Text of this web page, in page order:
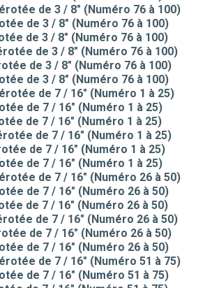
de 3 / 8" (Numéro 76 à 100)
de 3 / 8" (Numéro 76 à 100)
de 3 / 8" (Numéro 76 à 100)
de 3 / 8" (Numéro 76 à 100)
de 3 / 8" (Numéro 76 à 100)
de 3 / 8" (Numéro 76 à 100)
de 7 / 16" (Numéro 1 à 25)
de 7 / 16" (Numéro 1 à 25)
de 7 / 16" (Numéro 1 à 25)
de 7 / 16" (Numéro 1 à 25)
de 7 / 16" (Numéro 1 à 25)
de 7 / 16" (Numéro 1 à 25)
de 7 / 16" (Numéro 26 à 50)
de 7 / 16" (Numéro 26 à 50)
de 7 / 16" (Numéro 26 à 50)
de 7 / 16" (Numéro 26 à 50)
de 7 / 16" (Numéro 26 à 50)
de 7 / 16" (Numéro 26 à 50)
de 7 / 16" (Numéro 51 à 75)
de 7 / 16" (Numéro 51 à 75)